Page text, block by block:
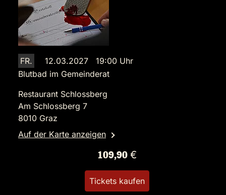
FR.
12.03.2027 19:00 Uhr
Blutbad im Gemeinderat
Restaurant Schlossberg
Am Schlossberg 7
8010 Graz
Auf der Karte anzeigen
109,90 €
Tickets kaufen